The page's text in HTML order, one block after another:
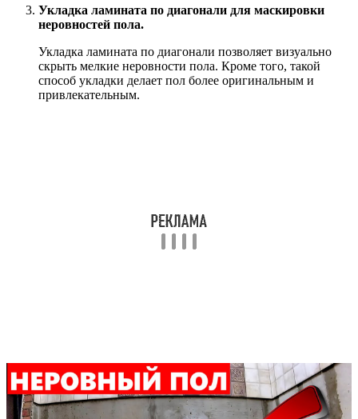
Укладка ламината по диагонали для маскировки
неровностей пола.
Укладка ламината по диагонали позволяет визуально
скрыть мелкие неровности пола. Кроме того, такой
способ укладки делает пол более оригинальным и
привлекательным.